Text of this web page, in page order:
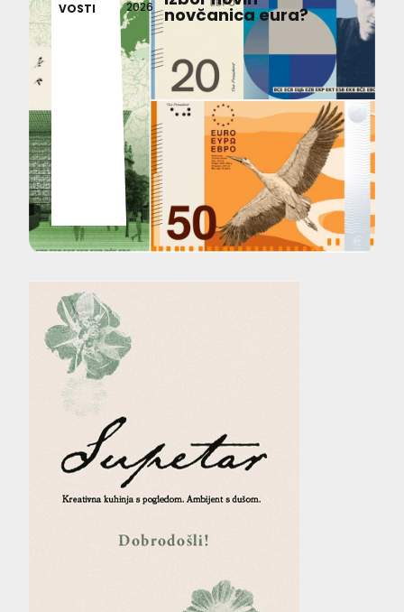
VOSTI 2026 novčanica eura?